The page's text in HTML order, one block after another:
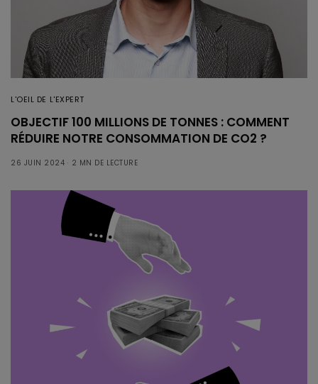
L'OEIL DE L'EXPERT
OBJECTIF 100 MILLIONS DE TONNES : COMMENT
RÉDUIRE NOTRE CONSOMMATION DE CO2 ?
26 JUIN 2024 2 MN DE LECTURE